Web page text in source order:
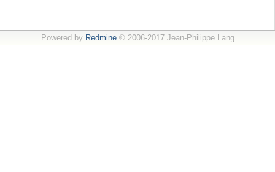
Powered by Redmine© 2006-2017 Jean-Philippe Lang